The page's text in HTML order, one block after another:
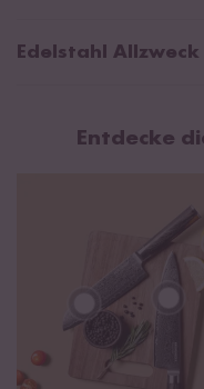
Edelstahl
ab 6000# reicht meist 1
Unterlage legen, damit
10°–20° gleichmäßig
bleiben, gleichmäßige
Grobstein (z. B. 1000#)
6000#) für den
Minuten einplanen.
Entdecke